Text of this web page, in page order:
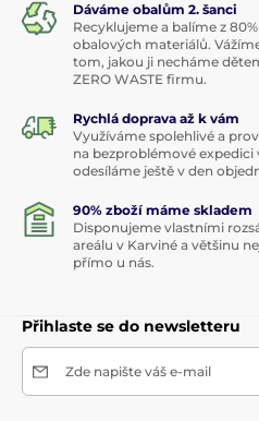
Dáváme obalům 2. šanci
Recyklujeme a balíme z
obalových materiálů.
tom, jakou ji necháme
ZERO WASTE firmu.
Rychlá doprava až k vám
Využíváme spolehlivé a
na bezproblémové expedici
odesíláme ještě v den
90% zboží máme skladem
Disponujeme vlastními
areálu v Karviné a většinu
přímo u nás.
Přihlaste se do newsletteru
Zde napište váš e-mail